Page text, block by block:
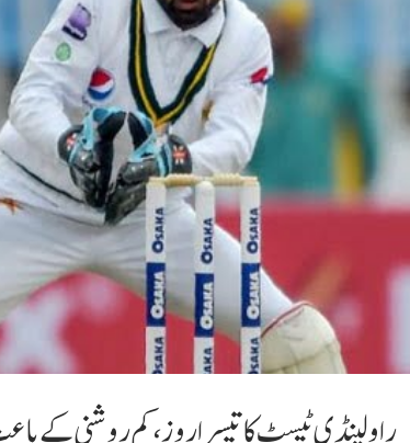
راولپنڈی ٹیسٹ کا تیسرا روز، کم روشنی کے